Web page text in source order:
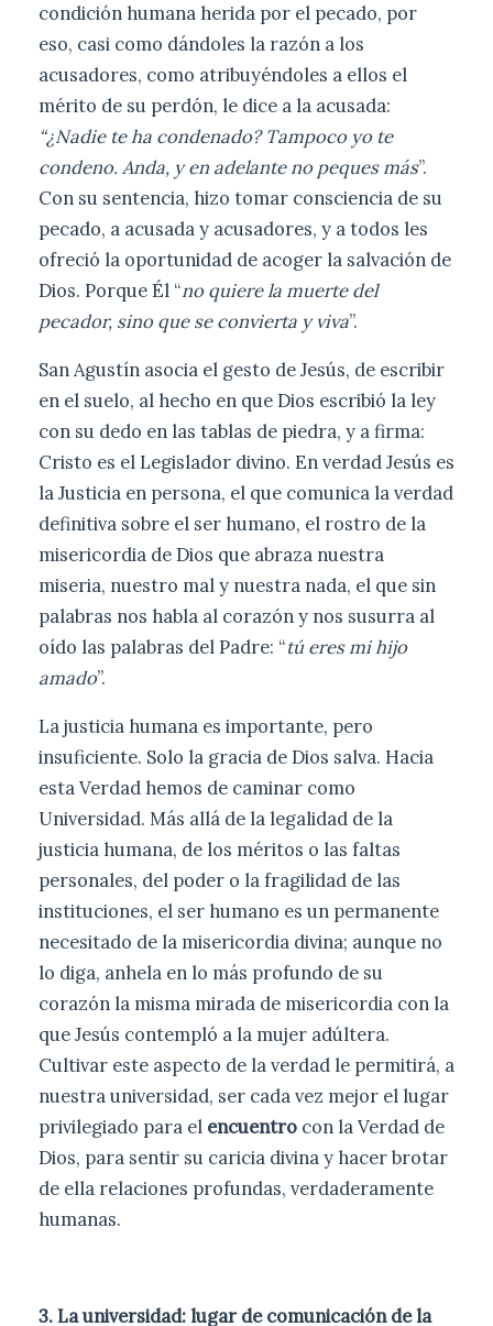
condición humana herida por el pecado, por
eso, casi como dándoles la razón a los
acusadores, como atribuyéndoles a ellos el
mérito de su perdón, le dice a la acusada:
“¿Nadie te ha condenado? Tampoco yo te
condeno. Anda, y en adelante no peques más”.
Con su sentencia, hizo tomar consciencia de su
pecado, a acusada y acusadores, y a todos les
ofreció la oportunidad de acoger la salvación de
Dios. Porque Él “no quiere la muerte del
pecador, sino que se convierta y viva”.
San Agustín asocia el gesto de Jesús, de escribir
en el suelo, al hecho en que Dios escribió la ley
con su dedo en las tablas de piedra, y a firma:
Cristo es el Legislador divino. En verdad Jesús es
la Justicia en persona, el que comunica la verdad
definitiva sobre el ser humano, el rostro de la
misericordia de Dios que abraza nuestra
miseria, nuestro mal y nuestra nada, el que sin
palabras nos habla al corazón y nos susurra al
oído las palabras del Padre: “tú eres mi hijo
amado”.
La justicia humana es importante, pero
insuficiente. Solo la gracia de Dios salva. Hacia
esta Verdad hemos de caminar como
Universidad. Más allá de la legalidad de la
justicia humana, de los méritos o las faltas
personales, del poder o la fragilidad de las
instituciones, el ser humano es un permanente
necesitado de la misericordia divina; aunque no
lo diga, anhela en lo más profundo de su
corazón la misma mirada de misericordia con la
que Jesús contempló a la mujer adúltera.
Cultivar este aspecto de la verdad le permitirá, a
nuestra universidad, ser cada vez mejor el lugar
privilegiado para el encuentro con la Verdad de
Dios, para sentir su caricia divina y hacer brotar
de ella relaciones profundas, verdaderamente
humanas.
3. La universidad: lugar de comunicación de la